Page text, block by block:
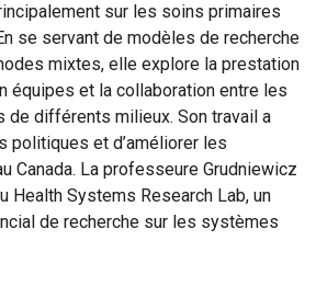
sur les soins primaires
se servant de modèles de recherche
mixtes, elle explore la prestation
équipes et la collaboration entre les
de différents milieux. Son travail a
politiques et d’améliorer les
Canada. La professeure Grudniewicz
Health Systems Research Lab, un
de recherche sur les systèmes